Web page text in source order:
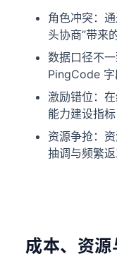
角色冲突：
头协商”带来
数据口径不
PingCode 字
激励错位：
能力建设指标
资源争抢：
抽调与频繁返
成本、资